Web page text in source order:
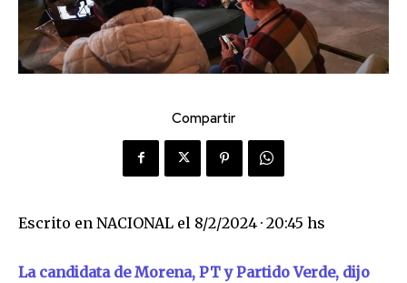
Compartir
Escrito en NACIONAL el 8/2/2024 · 20:45 hs
La candidata de Morena, PT y Partido Verde, dijo